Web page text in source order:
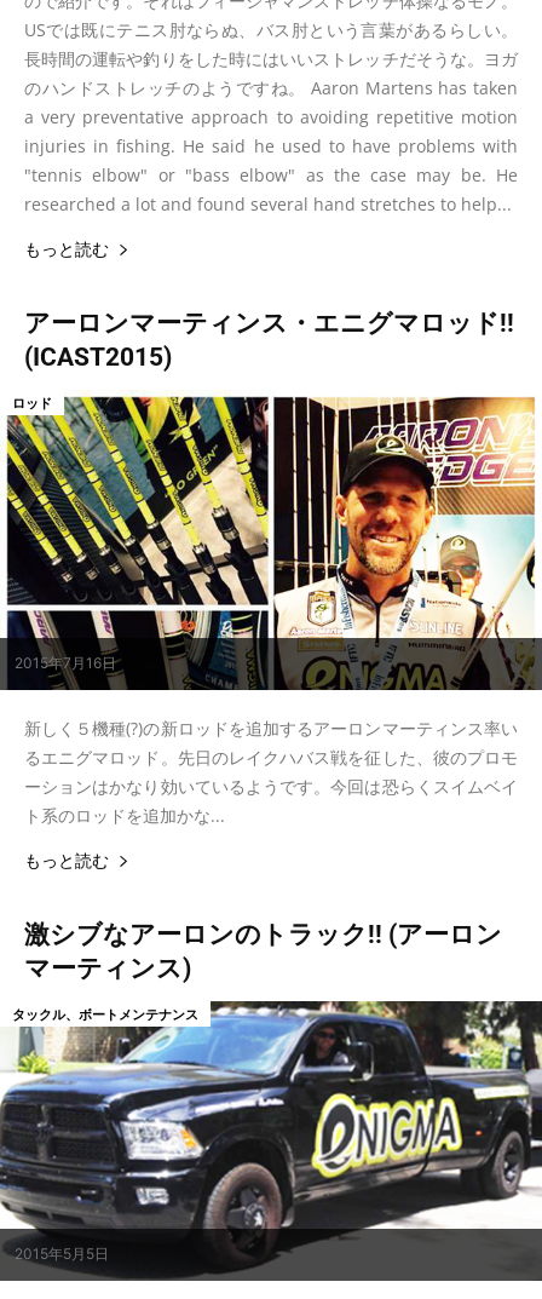
USでは既にテニス肘ならぬ、バス肘という言葉があるらしい。
長時間の運転や釣りをした時にはいいストレッチだそうな。ヨガ
のハンドストレッチのようですね。 Aaron Martens has taken
a very preventative approach to avoiding repetitive motion
injuries in fishing. He said he used to have problems with
"tennis elbow" or "bass elbow" as the case may be. He
researched a lot and found several hand stretches to help...
もっと読む
アーロンマーティンス・エニグマロッド!!
(ICAST2015)
2015年7月16日
ロッド
新しく５機種(?)の新ロッドを追加するアーロンマーティンス率い
るエニグマロッド。先日のレイクハバス戦を征した、彼のプロモ
ーションはかなり効いているようです。今回は恐らくスイムベイ
ト系のロッドを追加かな...
もっと読む
激シブなアーロンのトラック!! (アーロン
マーティンス)
2015年5月5日
タックル、ボートメンテナンス